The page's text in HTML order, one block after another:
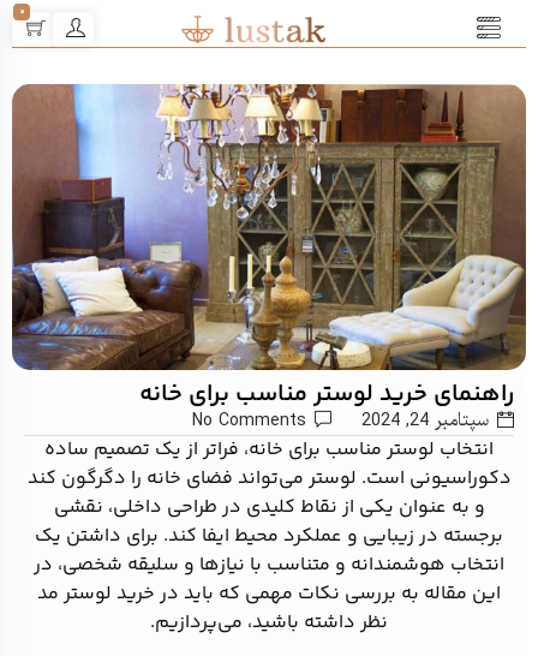
0
راهنمای خرید لوستر مناسب برای خانه
سپتامبر 24, 2024 No Comments
انتخاب لوستر مناسب برای خانه، فراتر از یک تصمیم ساده
دکوراسیونی است. لوستر می‌تواند فضای خانه را دگرگون کند
و به عنوان یکی از نقاط کلیدی در طراحی داخلی، نقشی
برجسته در زیبایی و عملکرد محیط ایفا کند. برای داشتن یک
انتخاب هوشمندانه و متناسب با نیازها و سلیقه شخصی، در
این مقاله به بررسی نکات مهمی که باید در خرید لوستر مد
نظر داشته باشید، می‌پردازیم.